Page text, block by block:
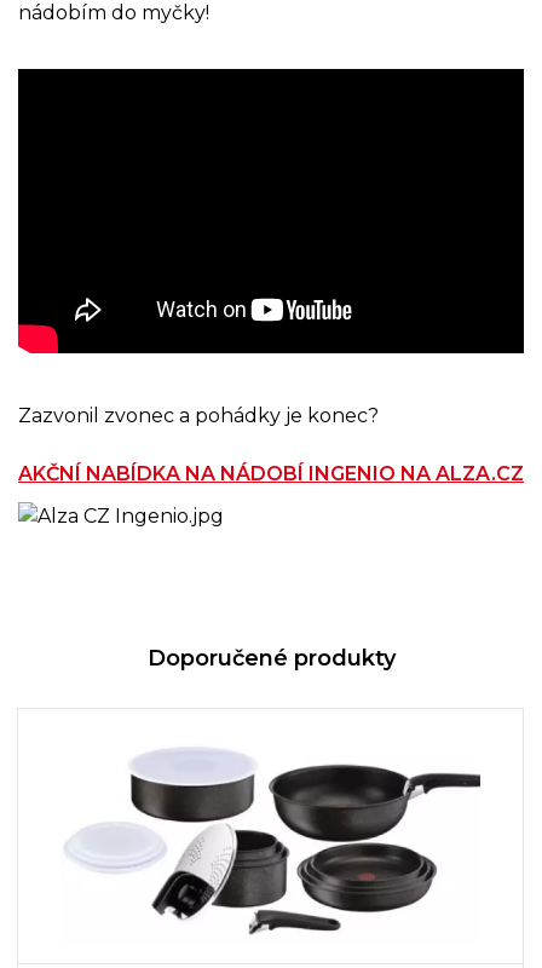
nádobím do myčky!
Zazvonil zvonec a pohádky je konec?
AKČNÍ NABÍDKA NA NÁDOBÍ INGENIO NA ALZA.CZ
Doporučené produkty